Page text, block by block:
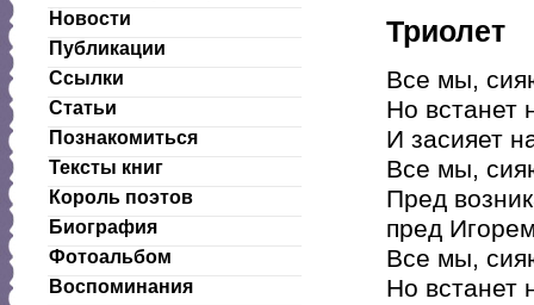
Новости
Публикации
Ссылки
Статьи
Познакомиться
Тексты книг
Король поэтов
Биография
Фотоальбом
Воспоминания
Триолет
Все мы,
Но встанет
И засияет
Все мы,
Пред
пред
Все мы,
Но встанет